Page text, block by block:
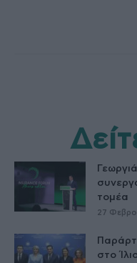
τομέα
27
στο